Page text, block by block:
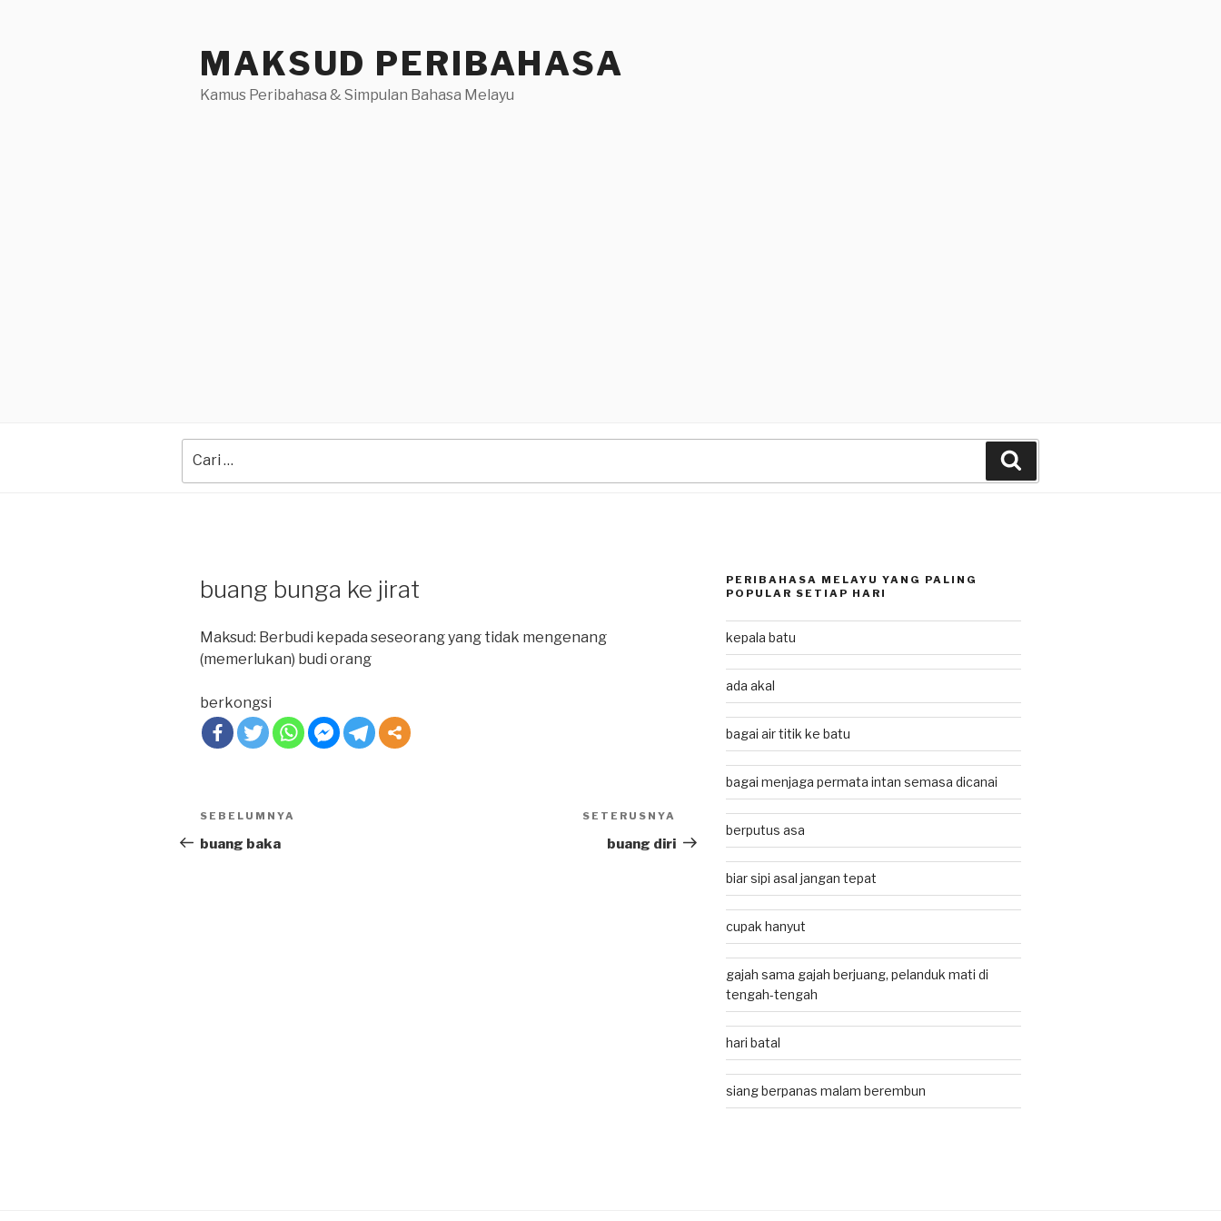
MAKSUD PERIBAHASA
Kamus Peribahasa & Simpulan Bahasa Melayu
for:
buang bunga ke jirat
Maksud: Berbudi kepada seseorang yang tidak mengenang
(memerlukan) budi orang
berkongsi
Post
navigation
Previous
Post
SEBELUMNYA
buang baka
Post
SETERUSNYA
buang diri
PERIBAHASA MELAYU YANG PALING
POPULAR SETIAP HARI
kepala batu
ada akal
bagai air titik ke batu
bagai menjaga permata intan semasa dicanai
berputus asa
biar sipi asal jangan tepat
cupak hanyut
gajah sama gajah berjuang, pelanduk mati di
tengah-tengah
hari batal
siang berpanas malam berembun